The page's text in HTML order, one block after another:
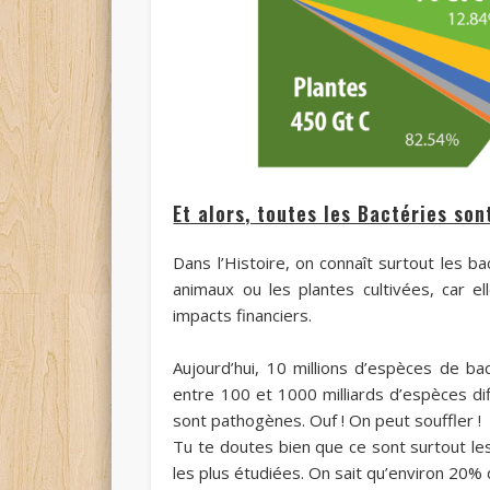
Et alors, toutes les Bactéries
Dans l’Histoire, on connaît surtout les
animaux ou les plantes cultivées, car
impacts financiers.
Aujourd’hui, 10 millions d’espèces de
entre 100 et 1000 milliards d’espèces
sont pathogènes. Ouf ! On peut souffler !
Tu te doutes bien que ce sont surtout
les plus étudiées.On sait qu’environ